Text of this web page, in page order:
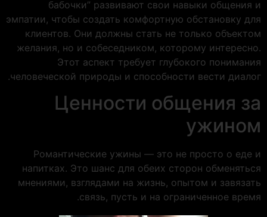
бабочки” развивают свои навыки общения и
эмпатии, чтобы создать комфортную обстановку для
клиентов. Они должны стать не только объектом
желания, но и собеседником, которому интересно.
Этот аспект требует глубокого понимания
человеческой природы и способности вести диалог.
Ценности общения за
ужином
Романтические ужины — это не просто о еде и
напитках. Это шанс для обеих сторон обменяться
мнениями, взглядами на жизнь, опытом и завязать
связь, пусть и на ограниченное время.